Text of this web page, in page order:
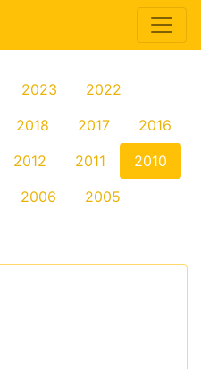
2023
2022
2018 2017
2016
2012 2011
2010
2006
2005